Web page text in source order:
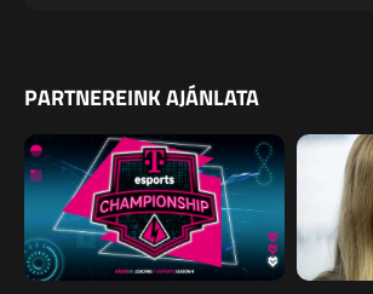
PARTNEREINK AJÁNLATA